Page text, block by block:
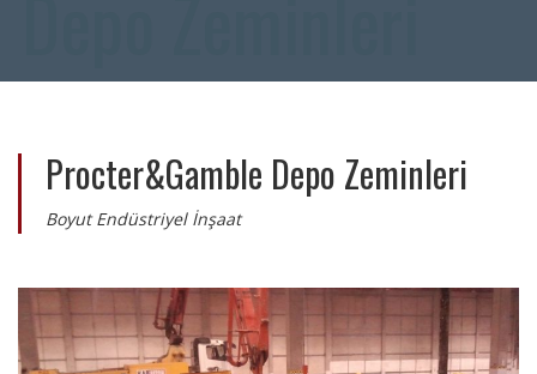
Procter&Gamble Depo Zeminleri
Boyut Endüstriyel İnşaat